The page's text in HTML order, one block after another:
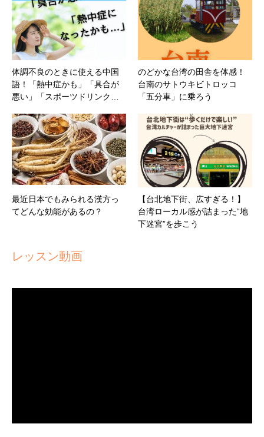
体調不良のときに使える中国
語！「熱中症かも」「具合が
悪い」「スポーツドリンク…
のどかな台湾の田舎を体感！
台南のサトウキビトロッコ
「五分車」に乗ろう
最近日本でもみられる漢方っ
てどんな効能があるの？
【台北地下街、広すぎる！】
台湾ローカル感が詰まった“地
下迷宮”を歩こう
レッスン動画